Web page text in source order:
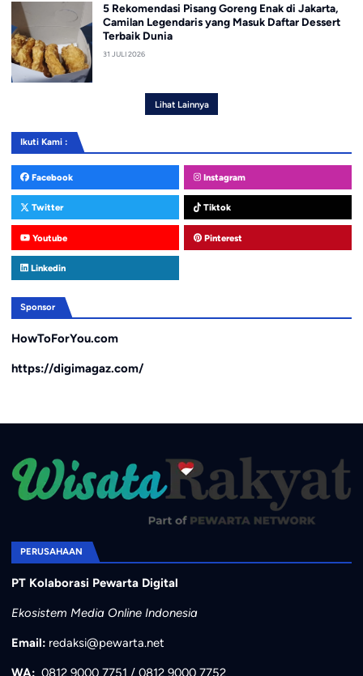
5 Rekomendasi Pisang Goreng Enak di Jakarta,
Camilan Legendaris yang Masuk Daftar Dessert
Terbaik Dunia
31 JULI 2026
Lihat Lainnya
Ikuti Kami :
Facebook Instagram
Twitter Tiktok
Youtube Pinterest
Linkedin
Sponsor
HowToForYou.com
https://digimagaz.com/
PERUSAHAAN
PT Kolaborasi Pewarta Digital
Ekosistem Media Online Indonesia
Email: redaksi@pewarta.net
WA: 0812 9000 7751 / 0812 9000 7752